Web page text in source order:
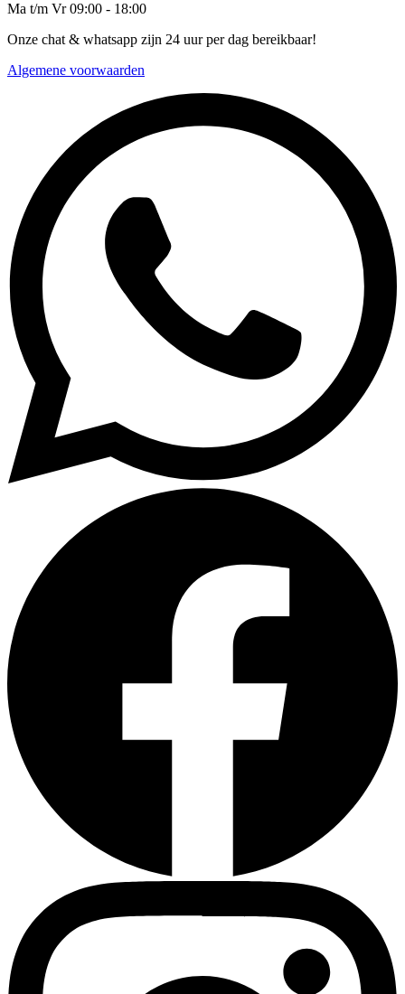
Ma t/m Vr 09:00 - 18:00
Onze chat & whatsapp zijn 24 uur per dag bereikbaar!
Algemene voorwaarden